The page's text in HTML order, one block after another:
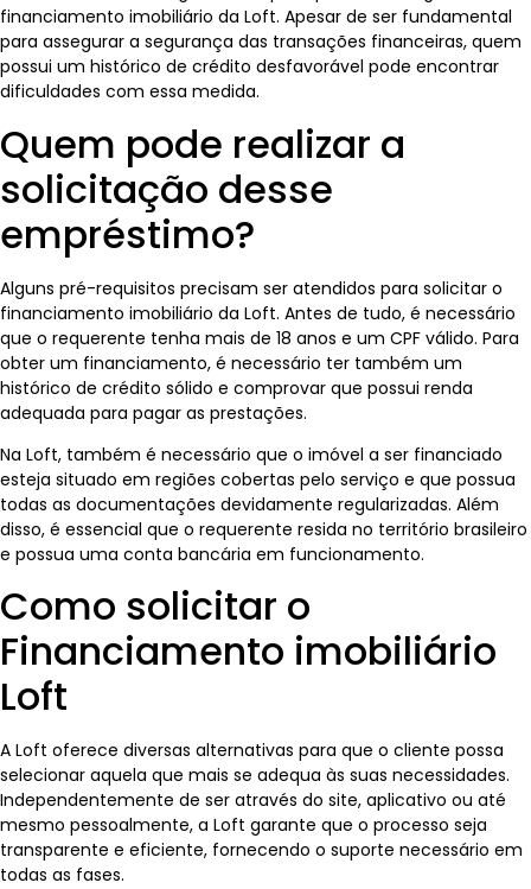
financiamento imobiliário da Loft. Apesar de ser fundamental
para assegurar a segurança das transações financeiras, quem
possui um histórico de crédito desfavorável pode encontrar
dificuldades com essa medida.
Quem pode realizar a
solicitação desse
empréstimo?
Alguns pré-requisitos precisam ser atendidos para solicitar o
financiamento imobiliário da Loft. Antes de tudo, é necessário
que o requerente tenha mais de 18 anos e um CPF válido. Para
obter um financiamento, é necessário ter também um
histórico de crédito sólido e comprovar que possui renda
adequada para pagar as prestações.
Na Loft, também é necessário que o imóvel a ser financiado
esteja situado em regiões cobertas pelo serviço e que possua
todas as documentações devidamente regularizadas. Além
disso, é essencial que o requerente resida no território brasileiro
e possua uma conta bancária em funcionamento.
Como solicitar o
Financiamento imobiliário
Loft
A Loft oferece diversas alternativas para que o cliente possa
selecionar aquela que mais se adequa às suas necessidades.
Independentemente de ser através do site, aplicativo ou até
mesmo pessoalmente, a Loft garante que o processo seja
transparente e eficiente, fornecendo o suporte necessário em
todas as fases.